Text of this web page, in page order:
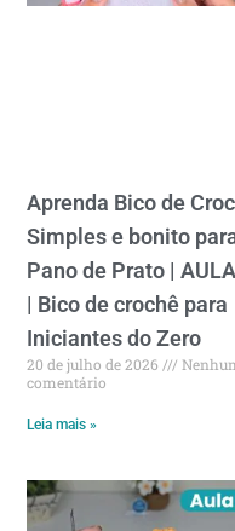
Aprenda Bico de
Simples e bonito
Pano de Prato |
| Bico de crochê para
Iniciantes do Zero
20 de julho de 2026
comentário
Leia mais »